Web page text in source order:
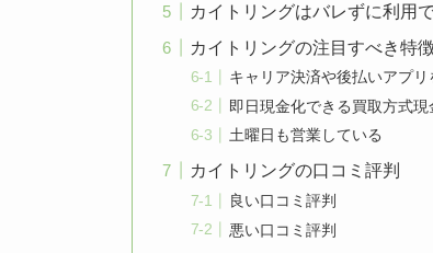
カイトリングはバレずに利用
カイトリングの注目すべき特
キャリア決済や後払いアプリ
即日現金化できる買取方式
土曜日も営業している
カイトリングの口コミ評判
良い口コミ評判
悪い口コミ評判